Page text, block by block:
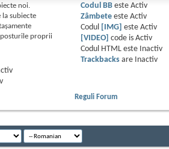
noi.
la subiecte
proprii
Codul BBeste Activ
Zâmbeteeste Activ
Codul
[IMG] este Activ
[VIDEO]
code is Activ
Codul HTML este
Inactiv
Trackbacksare
Inactiv
Reguli Forum